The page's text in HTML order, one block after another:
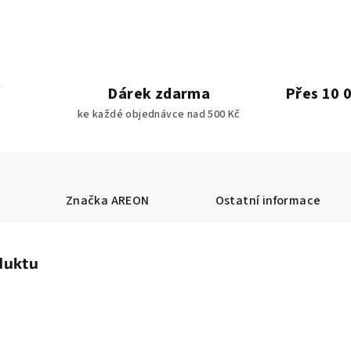
Dárek zdarma
ke každé objednávce nad 500 Kč
Přes 10
Značka AREON Ostatní informace